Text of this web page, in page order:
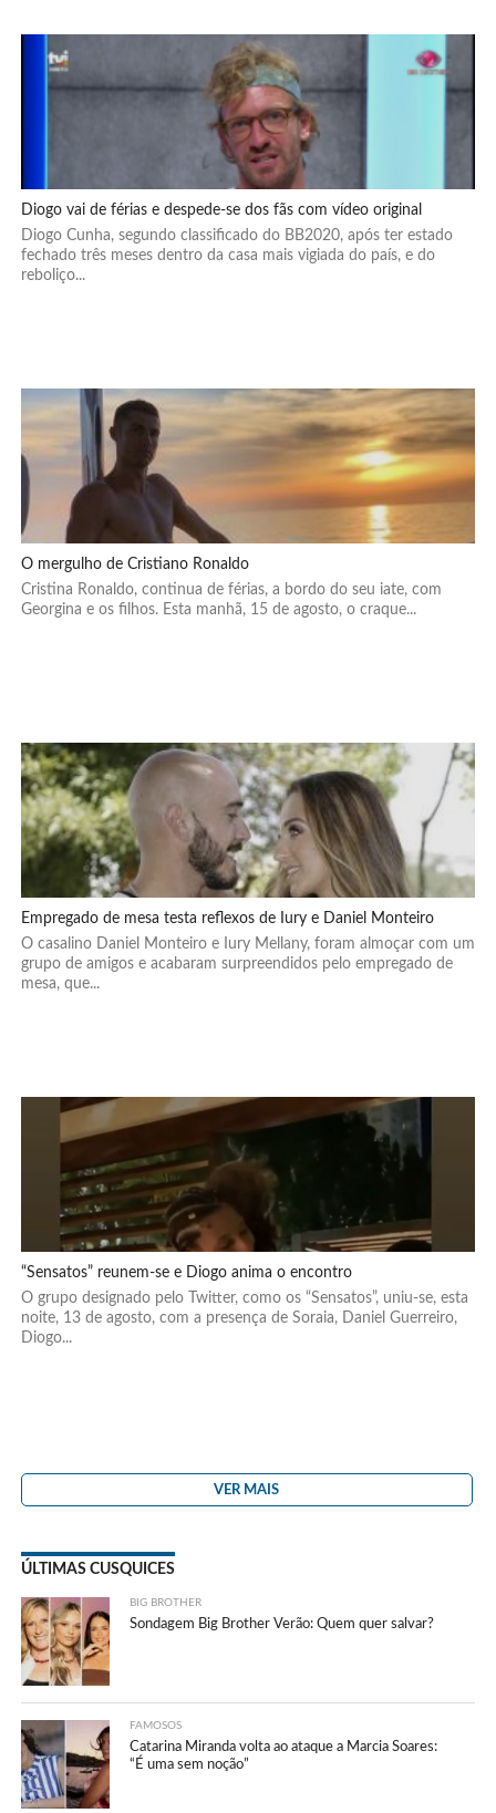
Diogo vai de férias e despede-se dos fãs com vídeo original
Diogo Cunha, segundo classificado do BB2020, após ter estado
fechado três meses dentro da casa mais vigiada do país, e do
reboliço...
O mergulho de Cristiano Ronaldo
Cristina Ronaldo, continua de férias, a bordo do seu iate, com
Georgina e os filhos. Esta manhã, 15 de agosto, o craque...
Empregado de mesa testa reflexos de Iury e Daniel Monteiro
O casalino Daniel Monteiro e Iury Mellany, foram almoçar com um
grupo de amigos e acabaram surpreendidos pelo empregado de
mesa, que...
“Sensatos” reunem-se e Diogo anima o encontro
O grupo designado pelo Twitter, como os “Sensatos”, uniu-se, esta
noite, 13 de agosto, com a presença de Soraia, Daniel Guerreiro,
Diogo...
VER MAIS
ÚLTIMAS CUSQUICES
BIG BROTHER
Sondagem Big Brother Verão: Quem quer salvar?
FAMOSOS
Catarina Miranda volta ao ataque a Marcia Soares:
“É uma sem noção”